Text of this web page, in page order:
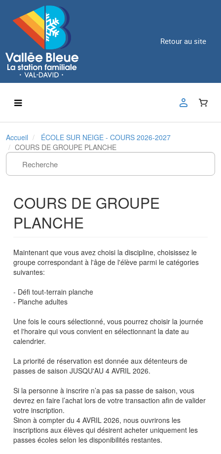
Retour au site
Accueil
ÉCOLE SUR NEIGE - COURS 2026-2027
COURS DE GROUPE PLANCHE
COURS DE GROUPE
PLANCHE
Maintenant que vous avez choisi la discipline, choisissez le
groupe correspondant à l'âge de l'élève parmi le catégories
suivantes:
- Défi tout-terrain planche
- Planche adultes
Une fois le cours sélectionné, vous pourrez choisir la journée
et l'horaire qui vous convient en sélectionnant la date au
calendrier.
La priorité de réservation est donnée aux détenteurs de
passes de saison JUSQU'AU 4 AVRIL 2026.
Si la personne à inscrire n’a pas sa passe de saison, vous
devrez en faire l’achat lors de votre transaction afin de valider
votre inscription.
Sinon à compter du 4 AVRIL 2026, nous ouvrirons les
inscriptions aux élèves qui désirent acheter uniquement les
passes écoles selon les disponibilités restantes.